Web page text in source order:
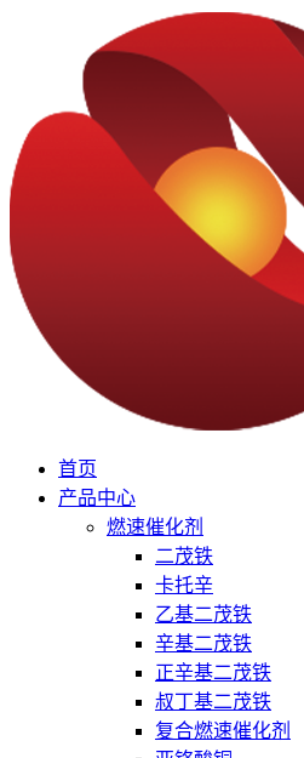
首页
产品中心
燃速催化剂
二茂铁
卡托辛
乙基二茂铁
辛基二茂铁
正辛基二茂铁
叔丁基二茂铁
复合燃速催化剂